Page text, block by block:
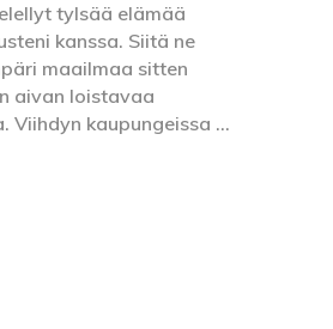
tylsää elämää
kanssa. Siitä ne
maailmaa sitten
aivan loistavaa
Viihdyn kaupungeissa